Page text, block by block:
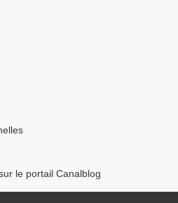
le portail Canalblog